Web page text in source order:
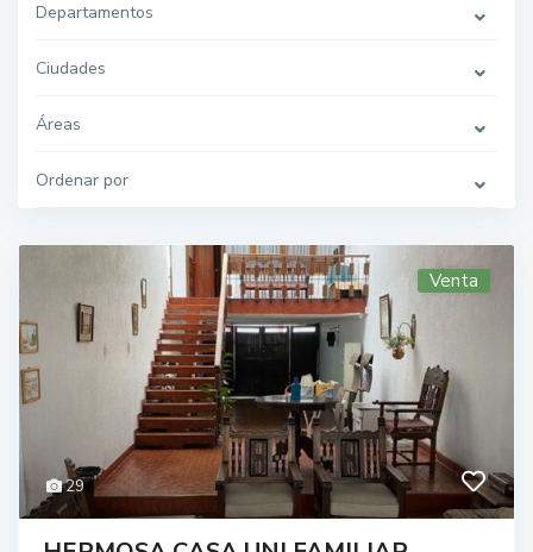
Departamentos
Ciudades
Áreas
Ordenar por
29
Venta